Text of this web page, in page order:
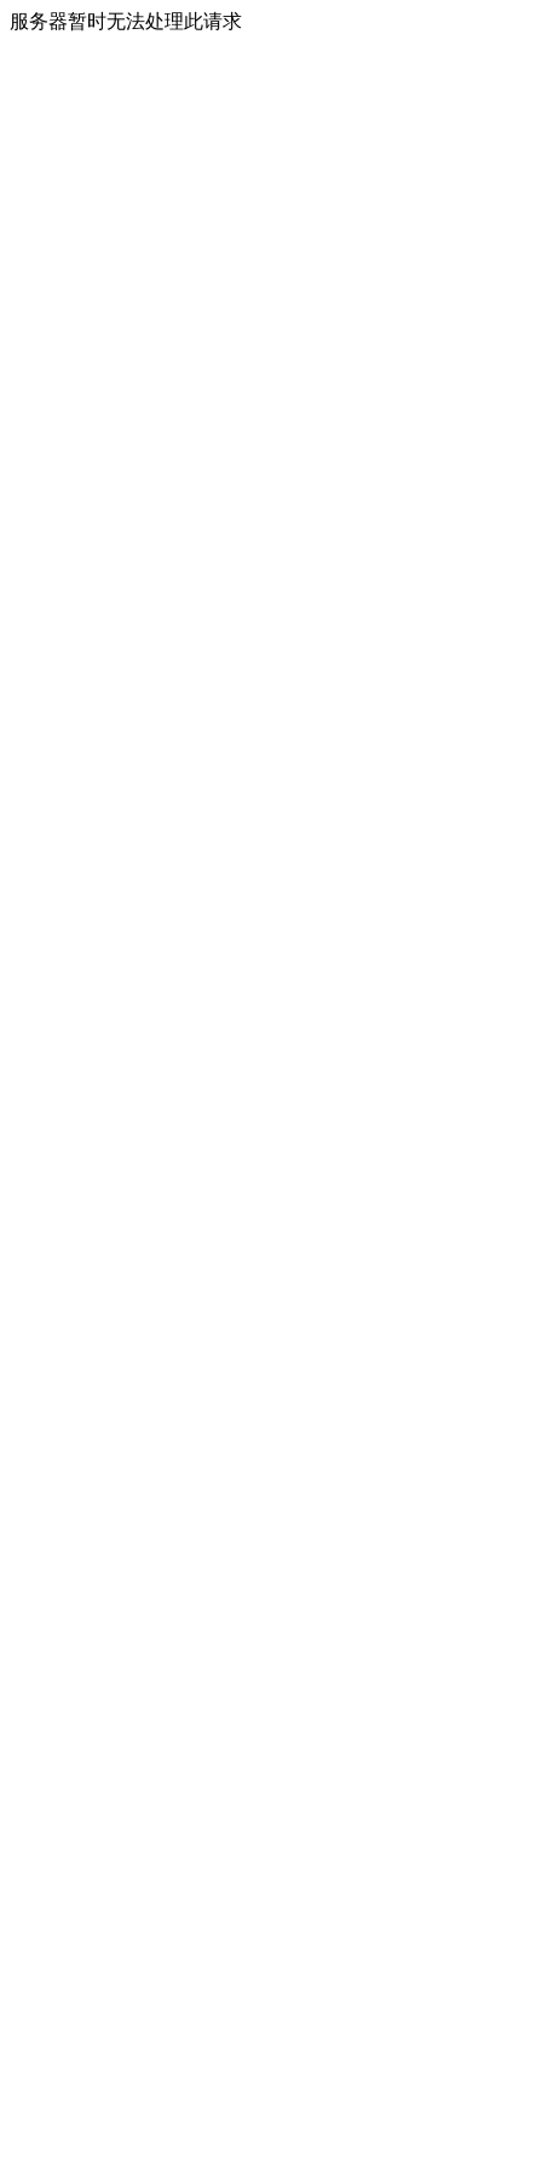
服务器暂时无法处理此请求